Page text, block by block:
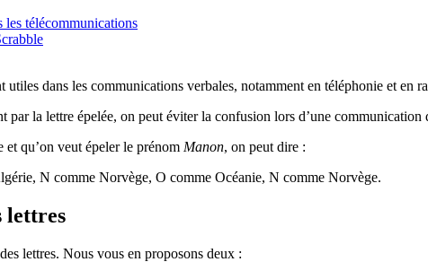
les télécommunications
utiles dans les communications verbales, notamment en téléphonie et
par la lettre épelée, on peut éviter la confusion lors d’une
et qu’on veut épeler le prénom Manon, on peut dire :
N comme Norvège, O comme Océanie, N comme Norvège.
lettres
lettres. Nous vous en proposons deux :